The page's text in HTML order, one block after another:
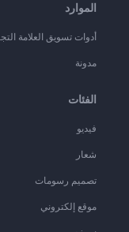
الموارد
أدوات تسويق العلامة
مدونة
الفئات
فيديو
شعار
تصميم رسومات
موقع إلكتروني